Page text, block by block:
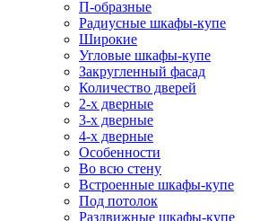
П-образные
Радиусные шкафы-купе
Широкие
Угловые шкафы-купе
Закругленный фасад
Количество дверей
2-х дверные
3-х дверные
4-х дверные
Особенности
Во всю стену
Встроенные шкафы-купе
Под потолок
Раздвижные шкафы-купе